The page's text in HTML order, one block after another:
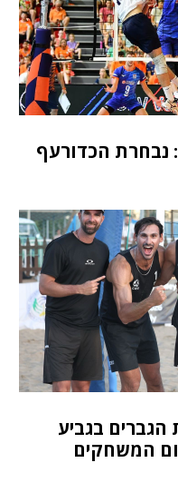
נבחרת הכדורעף
בגביע
המשחקים